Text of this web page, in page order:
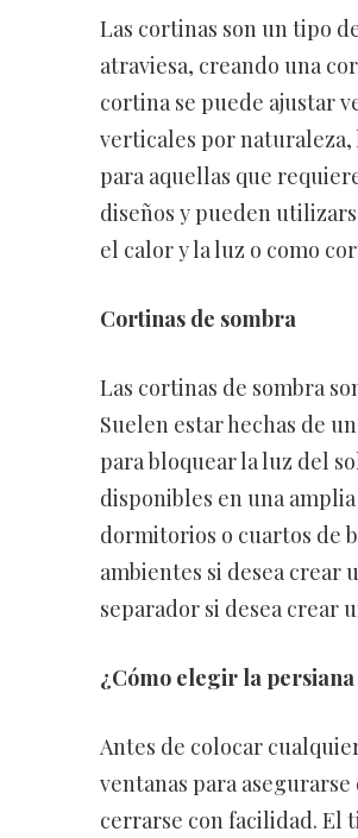
Las cortinas son un tipo
atraviesa, creando una
cortina se puede ajustar
verticales por naturaleza,
para aquellas que
diseños y pueden
el calor y la luz o como
Cortinas de sombra
Las cortinas de sombra
Suelen estar hechas de
para bloquear la luz del
disponibles en una
dormitorios o cuartos de
ambientes si desea crear
separador si desea crear
¿Cómo elegir la
Antes de colocar
ventanas para
cerrarse con facilidad. El